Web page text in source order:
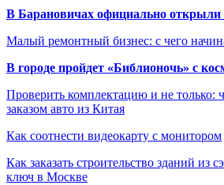
В Барановичах официально открыли
Малый ремонтный бизнес: с чего
В городе пройдет «Библионочь» с
Проверить комплектацию и не только:
заказом авто из Китая
Как соотнести видеокарту с монитором
Как заказать строительство зданий из
ключ в Москве